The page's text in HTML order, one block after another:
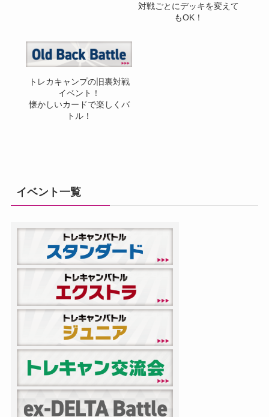
対戦ごとにデッキを変えて
もOK！
トレカキャンプの旧裏対戦
イベント！
懐かしいカードで楽しくバ
トル！
イベント一覧